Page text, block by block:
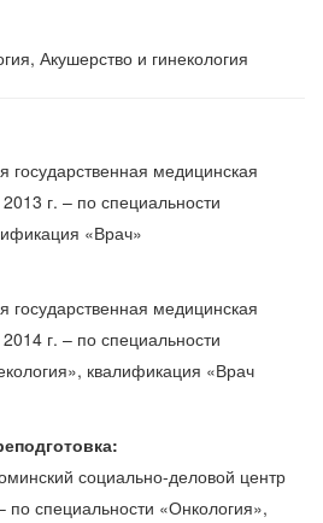
Акушерство и гинекология
медицинская
г. – по специальности
«Врач»
медицинская
г. – по специальности
квалификация «Врач
социально-деловой центр
по специальности «Онкология»,